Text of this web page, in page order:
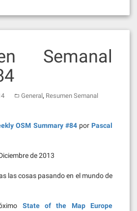
Semanal
General, Resumen Semanal
OSM Summary #84por Pascal
de 2013
las cosas pasando en el mundo de
State of the Map Europe